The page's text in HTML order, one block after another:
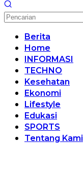
Berita
Home
INFORMASI
TECHNO
Kesehatan
Ekonomi
Lifestyle
Edukasi
SPORTS
Tentang Kami